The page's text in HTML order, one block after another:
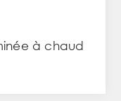
à chaud